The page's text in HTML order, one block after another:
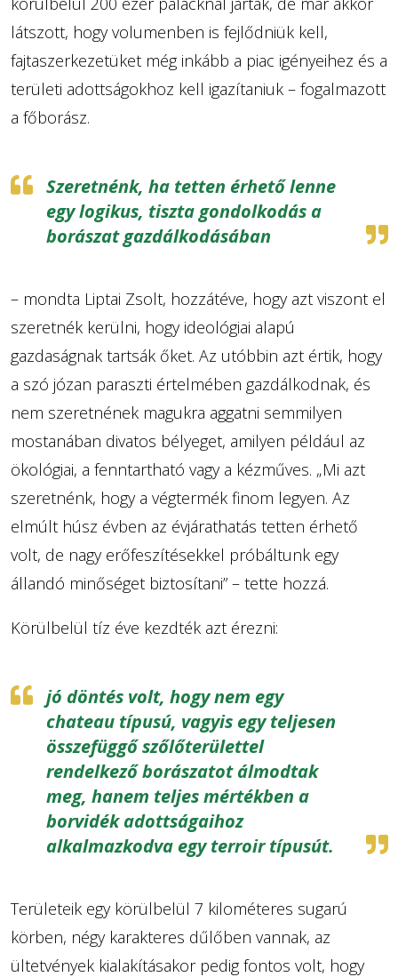
látszott, hogy volumenben is fejlődniük kell,
fajtaszerkezetüket még inkább a piac igényeihez és a
területi adottságokhoz kell igazítaniuk – fogalmazott
a főborász.
Szeretnénk, ha tetten érhető lenne
egy logikus, tiszta gondolkodás a
borászat gazdálkodásában
– mondta Liptai Zsolt, hozzátéve, hogy azt viszont el
szeretnék kerülni, hogy ideológiai alapú
gazdaságnak tartsák őket. Az utóbbin azt értik, hogy
a szó józan paraszti értelmében gazdálkodnak, és
nem szeretnének magukra aggatni semmilyen
mostanában divatos bélyeget, amilyen például az
ökológiai, a fenntartható vagy a kézműves. „Mi azt
szeretnénk, hogy a végtermék finom legyen. Az
elmúlt húsz évben az évjárathatás tetten érhető
volt, de nagy erőfeszítésekkel próbáltunk egy
állandó minőséget biztosítani” – tette hozzá.
Körülbelül tíz éve kezdték azt érezni:
jó döntés volt, hogy nem egy
chateau típusú, vagyis egy teljesen
összefüggő szőlőterülettel
rendelkező borászatot álmodtak
meg, hanem teljes mértékben a
borvidék adottságaihoz
alkalmazkodva egy terroir típusút.
Területeik egy körülbelül 7 kilométeres sugarú
körben, négy karakteres dűlőben vannak, az
ültetvények kialakításakor pedig fontos volt, hogy